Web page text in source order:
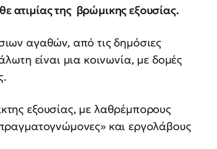
ατιμίας της βρώμικης εξουσίας.
αγαθών, από τις δημόσιες
είναι μια κοινωνία, με δομές
εξουσίας, με λαθρέμπορους
και εργολάβους